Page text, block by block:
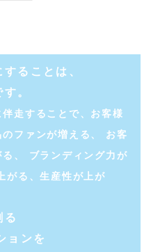
ることは、
。
走することで、 お客様
ファンが増える、 お客
、 ブランディング力が
がる、生産性が上が
る
ョンを